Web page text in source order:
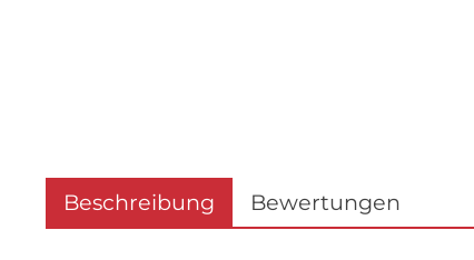
Beschreibung Bewertungen